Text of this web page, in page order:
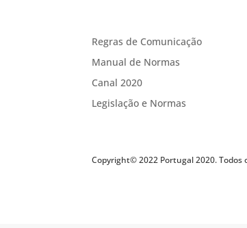
Regras de Comunicação
Manual de Normas
Canal 2020
Legislação e Normas
Copyright© 2022 Portugal 2020. Todos